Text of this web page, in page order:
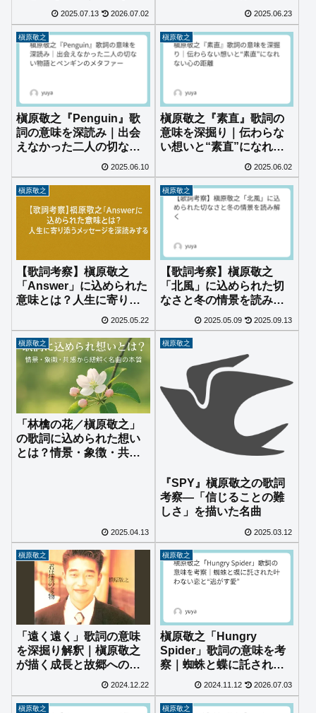
を変えた“君”との出会い
2025.07.13 2026.07.02
節と恋が交差する名曲の
意味を紐解く
2025.06.23
槇原敬之
槇原敬之『Penguin』歌
詞の意味を深読み｜出会
えなかった二人の切ない
物語とペンギンのメタフ
ァー
2025.06.10
槇原敬之
槇原敬之『素直』歌詞の
意味を深掘り｜伝わらな
い想いと“素直”になれな
2025.06.02
槇原敬之
【歌詞考察】槇原敬之
「Answer」に込められた
意味とは？人生に寄り添
うメッセージを深読みす
る
2025.05.22
槇原敬之
【歌詞考察】槇原敬之
「北風」に込められた切
なさと冬の情景を読み解
2025.05.09 2025.09.13
槇原敬之
「林檎の花／槇原敬之」
の歌詞に込められた想い
とは？情景・象徴・共感
2025.04.13
槇原敬之
『SPY』槇原敬之の歌詞
考察—「信じることの難
しさ」を描いた名曲
2025.03.12
槇原敬之
「遠く遠く」歌詞の意味
を深掘り解釈｜槇原敬之
が描く成長と故郷への想
2024.12.22
槇原敬之
槇原敬之「Hungry
Spider」歌詞の意味を考
察｜蜘蛛と蝶に託された
叶わない恋と“逃がす愛”
2024.11.12 2026.07.03
槇原敬之 槇原敬之